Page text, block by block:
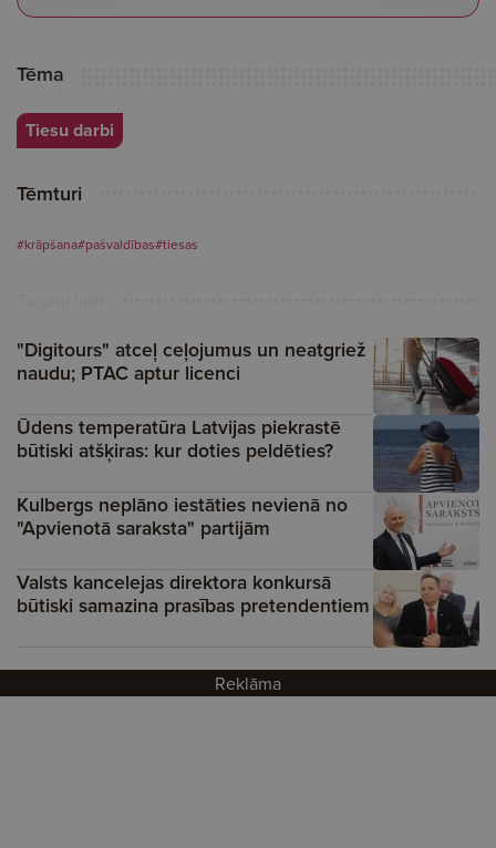
Tēma
Tiesu darbi
Tēmturi
#krāpšana#pašvaldības#tiesas
"Digitours" atceļ ceļojumus un neatgriež
naudu; PTAC aptur licenci
Ūdens temperatūra Latvijas piekrastē
būtiski atšķiras: kur doties peldēties?
Kulbergs neplāno iestāties nevienā no
"Apvienotā saraksta" partijām
Valsts kancelejas direktora konkursā
būtiski samazina prasības pretendentiem
Reklāma